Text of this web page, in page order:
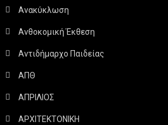
Ανακύκλωση
Ανθοκομική Έκθεση
Αντιδήμαρχο Παιδείας
ΑΠΘ
ΑΠΡΙΛΙΟΣ
ΑΡΧΙΤΕΚΤΟΝΙΚΗ